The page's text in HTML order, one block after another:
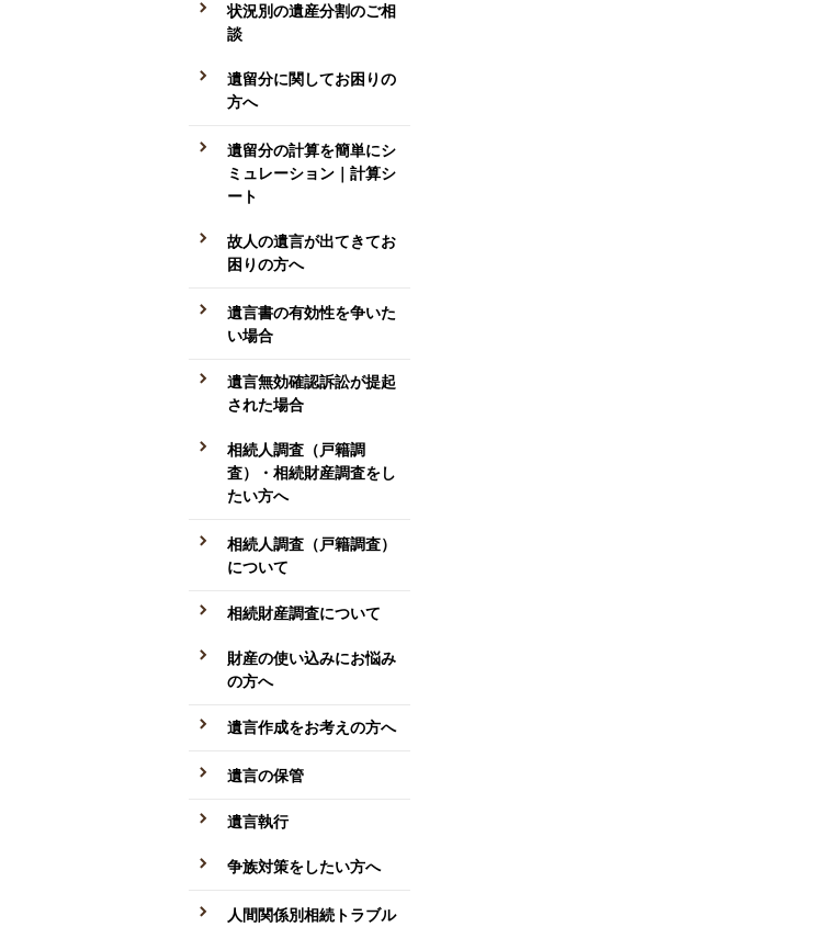
状況別の遺産分割のご相
談
遺留分に関してお困りの
方へ
遺留分の計算を簡単にシ
ミュレーション｜計算シ
ート
故人の遺言が出てきてお
困りの方へ
遺言書の有効性を争いた
い場合
遺言無効確認訴訟が提起
された場合
相続人調査（戸籍調
査）・相続財産調査をし
たい方へ
相続人調査（戸籍調査）
について
相続財産調査について
財産の使い込みにお悩み
の方へ
遺言作成をお考えの方へ
遺言の保管
遺言執行
争族対策をしたい方へ
人間関係別相続トラブル